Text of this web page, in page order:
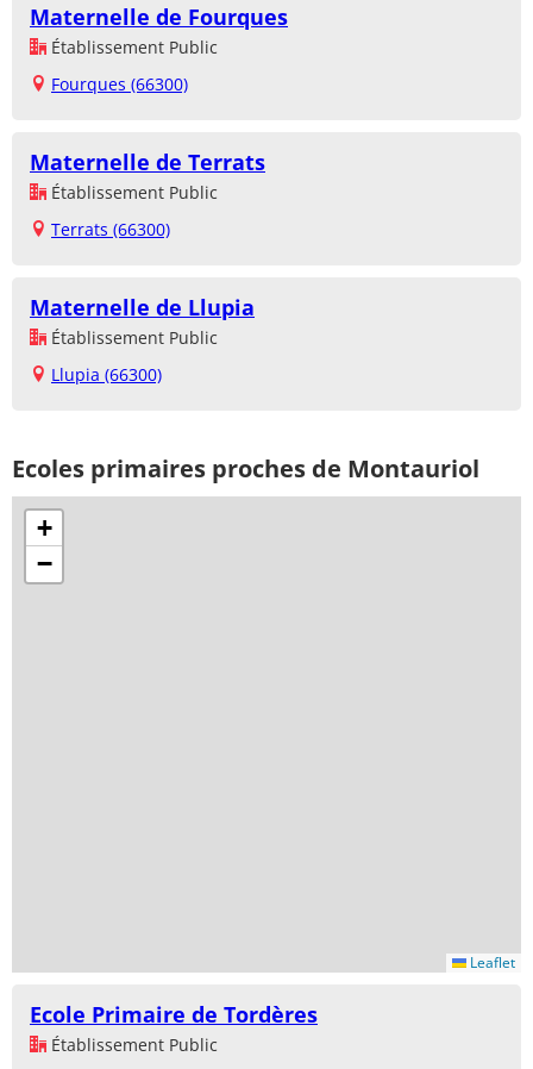
Maternelle de Fourques
Établissement Public
Fourques (66300)
Maternelle de Terrats
Établissement Public
Terrats (66300)
Maternelle de Llupia
Établissement Public
Llupia (66300)
Ecoles primaires proches de Montauriol
+
−
Leaflet
Ecole Primaire de Tordères
Établissement Public